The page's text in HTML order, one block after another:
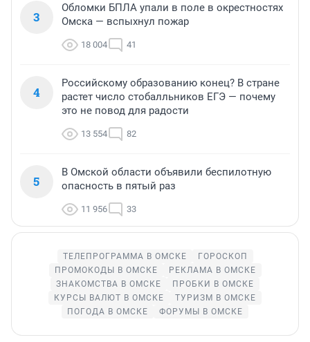
3
Обломки БПЛА упали в поле в окрестностях
Омска — вспыхнул пожар
18 004 41
4
Российскому образованию конец? В стране
растет число стобалльников ЕГЭ — почему
это не повод для радости
13 554 82
5
В Омской области объявили беспилотную
опасность в пятый раз
11 956 33
ТЕЛЕПРОГРАММА В ОМСКЕ
ГОРОСКОП
ПРОМОКОДЫ В ОМСКЕ
РЕКЛАМА В ОМСКЕ
ЗНАКОМСТВА В ОМСКЕ
ПРОБКИ В ОМСКЕ
КУРСЫ ВАЛЮТ В ОМСКЕ
ТУРИЗМ В ОМСКЕ
ПОГОДА В ОМСКЕ
ФОРУМЫ В ОМСКЕ